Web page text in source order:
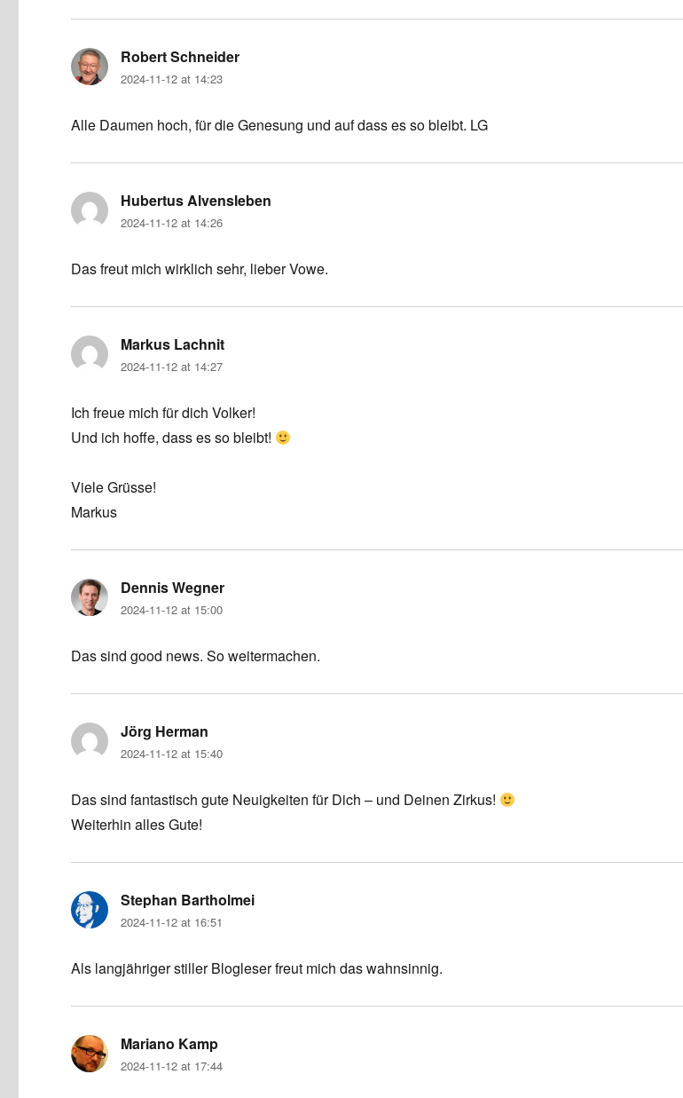
Robert Schneider
2024-11-12 at 14:23
Alle Daumen hoch, für die Genesung und auf dass es so bleibt. LG
Hubertus Alvensleben
2024-11-12 at 14:26
Das freut mich wirklich sehr, lieber Vowe.
Markus Lachnit
2024-11-12 at 14:27
Ich freue mich für dich Volker!
Und ich hoffe, dass es so bleibt!
Viele Grüsse!
Markus
Dennis Wegner
2024-11-12 at 15:00
Das sind good news. So weitermachen.
Jörg Herman
2024-11-12 at 15:40
Das sind fantastisch gute Neuigkeiten für Dich – und Deinen Zirkus!
Weiterhin alles Gute!
Stephan Bartholmei
2024-11-12 at 16:51
Als langjähriger stiller Blogleser freut mich das wahnsinnig.
Mariano Kamp
2024-11-12 at 17:44